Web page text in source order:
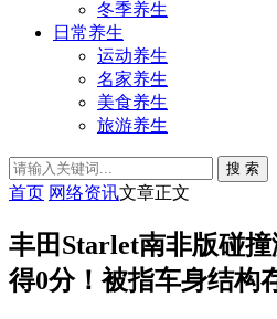
冬季养生
日常养生
运动养生
名家养生
美食养生
旅游养生
搜 索
首页 网络资讯文章正文
丰田Starlet南非版碰
得0分！被指车身结构